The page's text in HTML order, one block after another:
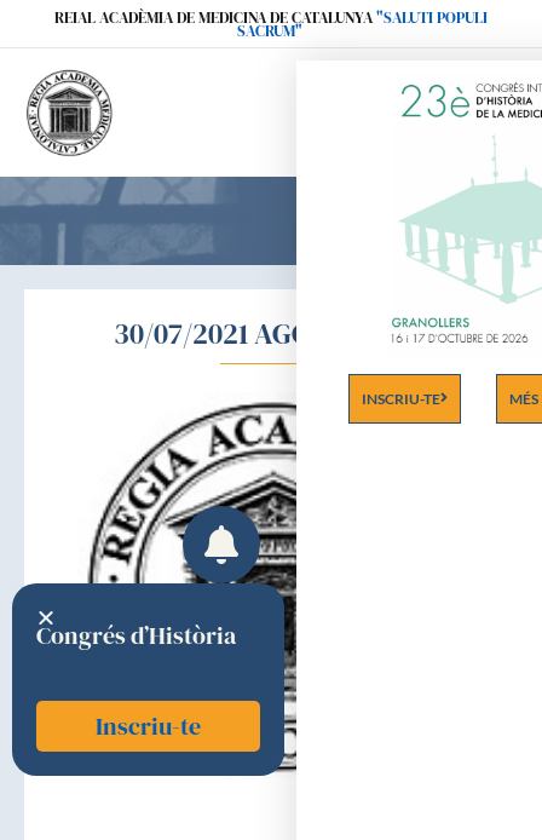
REIAL ACADÈMIA DE MEDICINA DE CATALUNYA"SALUTI POPULI
SACRUM"
30/07/2021 AGOST ESTIU
Congrés d’Història
Inscriu-te
INSCRIU-TE